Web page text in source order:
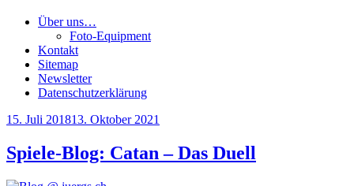
Über uns…
Foto-Equipment
Kontakt
Sitemap
Newsletter
Datenschutzerklärung
Veröffentlicht
15. Juli 201813. Oktober 2021
Spiele-Blog: Catan – Das Duell